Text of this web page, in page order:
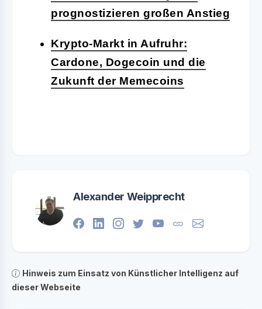
prognostizieren großen Anstieg
Krypto-Markt in Aufruhr:
Cardone, Dogecoin und die
Zukunft der Memecoins
Alexander Weipprecht
Hinweis zum Einsatz von Künstlicher Intelligenz auf
dieser Webseite